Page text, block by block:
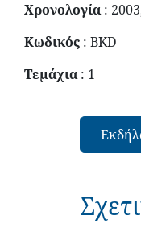
Χρονολογία:
Κωδικός : BKD
Τεμάχια: 1